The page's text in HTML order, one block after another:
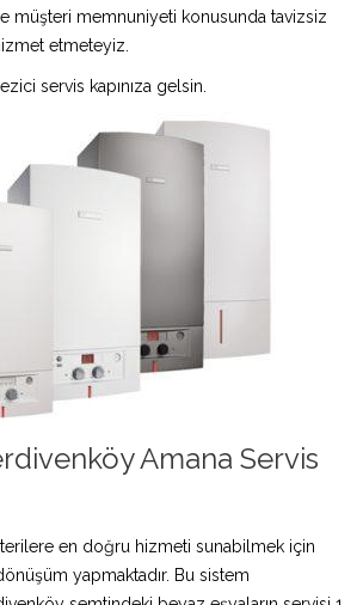
müşteri memnuniyeti konusunda tavizsiz
etmeteyiz.
servis kapınıza gelsin.
Amana Servis
en doğru hizmeti sunabilmek için
yapmaktadır. Bu sistem